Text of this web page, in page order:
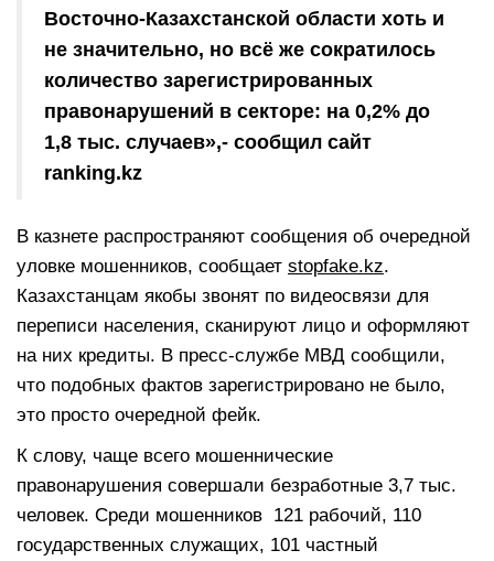
Восточно-Казахстанской области хоть и
не значительно, но всё же сократилось
количество зарегистрированных
правонарушений в секторе: на 0,2% до
1,8 тыс. случаев»,- сообщил сайт
ranking.kz
В казнете распространяют сообщения об очередной
уловке мошенников, сообщает stopfake.kz.
Казахстанцам якобы звонят по видеосвязи для
переписи населения, сканируют лицо и оформляют
на них кредиты. В пресс-службе МВД сообщили,
что подобных фактов зарегистрировано не было,
это просто очередной фейк.
К слову, чаще всего мошеннические
правонарушения совершали безработные 3,7 тыс.
человек. Среди мошенников 121 рабочий, 110
государственных служащих, 101 частный